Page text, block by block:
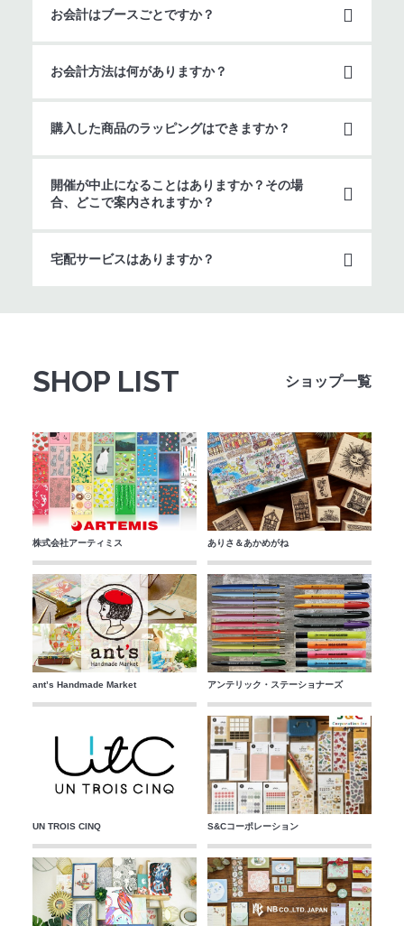
お会計はブースごとですか？
お会計方法は何がありますか？
購入した商品のラッピングはできますか？
開催が中止になることはありますか？その場
合、どこで案内されますか？
宅配サービスはありますか？
SHOP LIST ショップ一覧
株式会社アーティミス ありさ＆あかめがね
ant’s Handmade Market アンテリック・ステーショナーズ
UN TROIS CINQ S&Cコーポレーション